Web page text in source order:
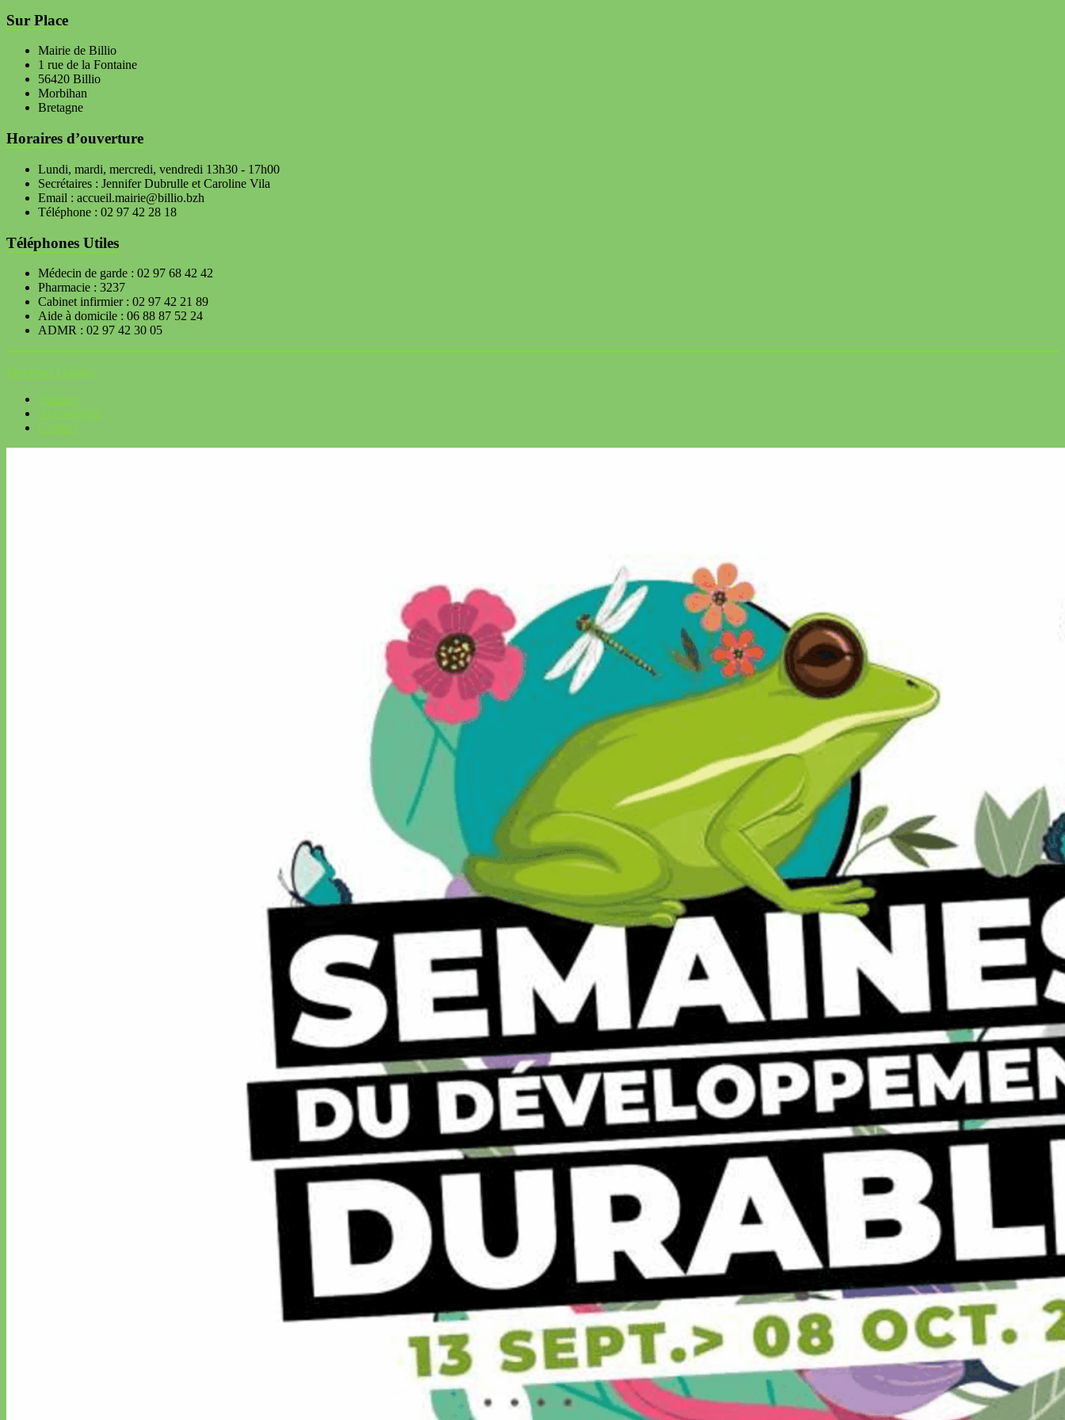
Sur Place
Mairie de Billio
1 rue de la Fontaine
56420 Billio
Morbihan
Bretagne
Horaires d’ouverture
Lundi, mardi, mercredi, vendredi 13h30 - 17h00
Secrétaires : Jennifer Dubrulle et Caroline Vila
Email : accueil.mairie@billio.bzh
Téléphone : 02 97 42 28 18
Téléphones Utiles
Médecin de garde : 02 97 68 42 42
Pharmacie : 3237
Cabinet infirmier : 02 97 42 21 89
Aide à domicile : 06 88 87 52 24
ADMR : 02 97 42 30 05
Mentions Légales
Sitemap
Accessibilité
Contact